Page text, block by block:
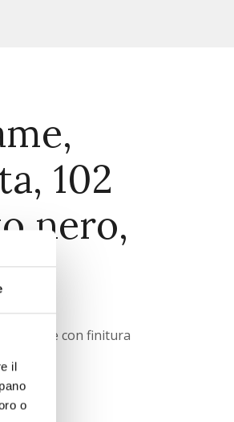
il
o
102
nero,
con finitura